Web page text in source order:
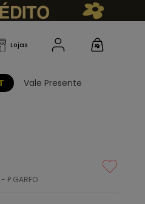
Vale Presente
P.GARFO